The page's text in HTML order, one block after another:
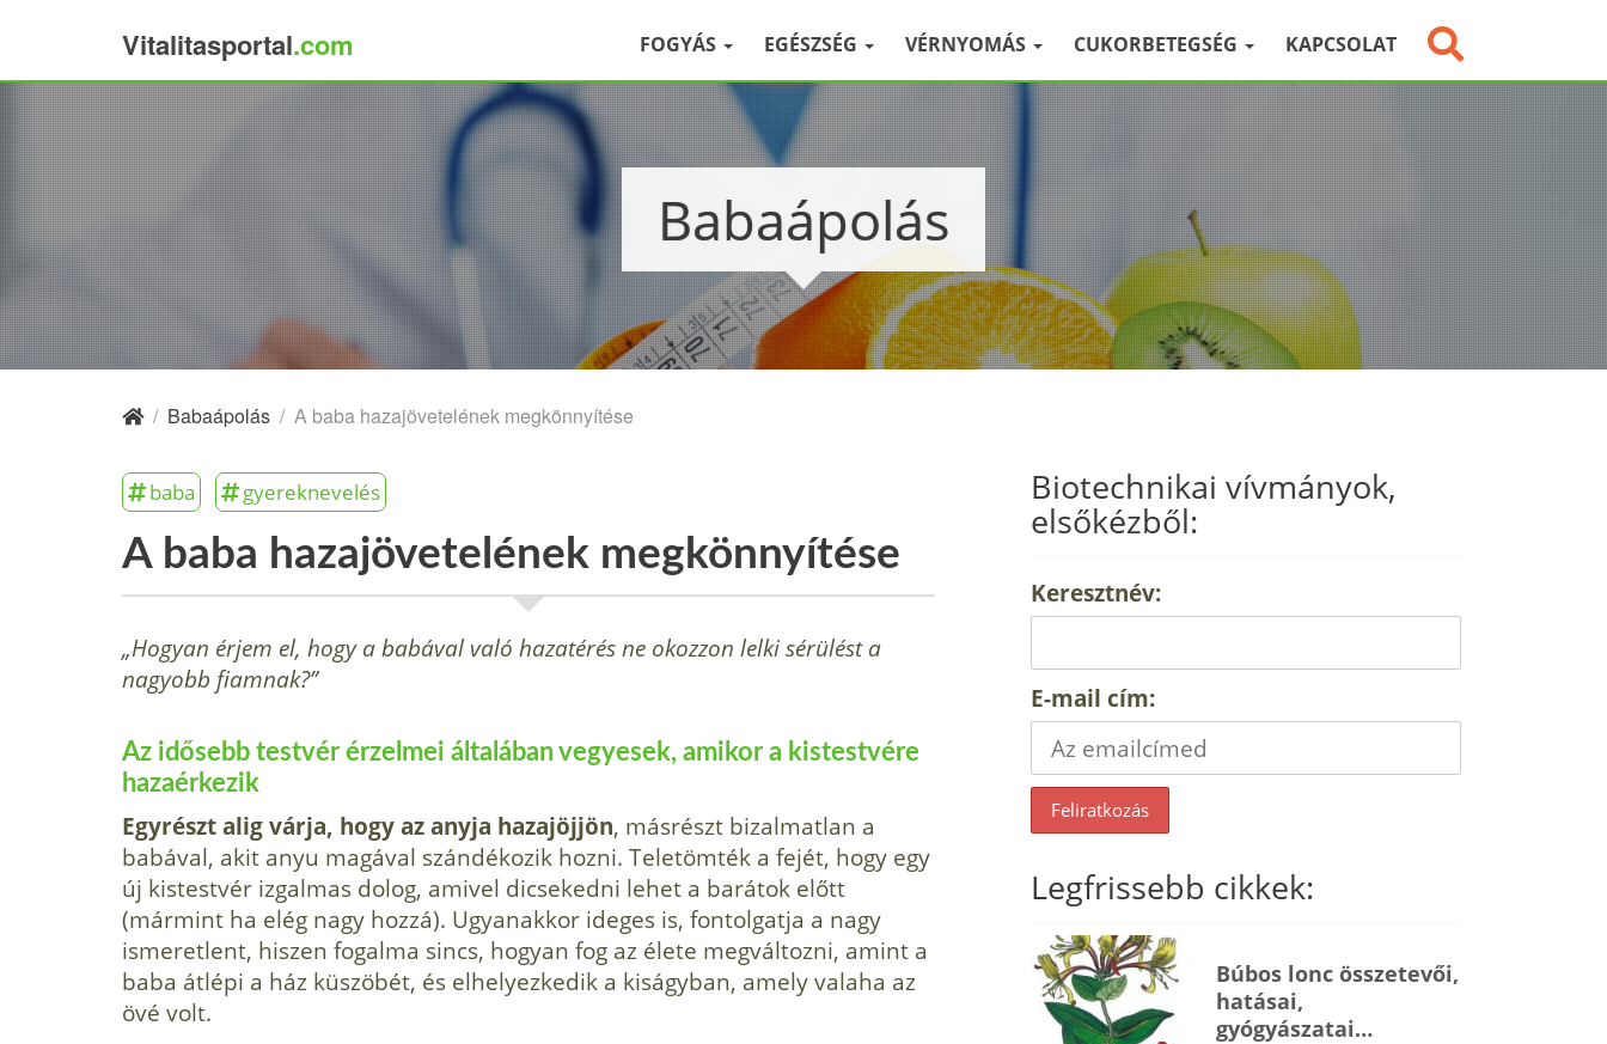
Vitalitasportal.com FOGYÁS EGÉSZSÉG VÉRNYOMÁS CUKORBETEGSÉG KAPCSOLAT
Babaápolás
/ Babaápolás / A baba hazajövetelének megkönnyítése
baba gyereknevelés
A baba hazajövetelének megkönnyítése
„Hogyan érjem el, hogy a babával való hazatérés ne okozzon lelki sérülést a
nagyobb fiamnak?”
Az idősebb testvér érzelmei általában ve­gyesek, amikor a kistestvére
hazaérkezik
Egyrészt alig várja, hogy az anyja haza­jöjjön, másrészt bizalmatlan a
babával, akit anyu magával szándékozik hozni. Teletömték a fejét, hogy egy
új kistestvér izgalmas dolog, amivel dicsekedni lehet a barátok előtt
(mármint ha elég nagy hozzá). Ugyanakkor ideges is, fontol­gatja a nagy
ismeretlent, hiszen fogalma sincs, hogyan fog az élete megváltozni, amint a
baba átlépi a ház küszöbét, és el­helyezkedik a kiságyban, amely valaha az
övé volt.
Biotechnikai vívmányok,
elsőkézből:
Keresztnév:
E-mail cím:
Legfrissebb cikkek:
Búbos lonc összetevői,
hatásai,
gyógyászatai…
×